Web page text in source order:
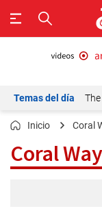
Temas del día
Inicio Coral
Coral Way